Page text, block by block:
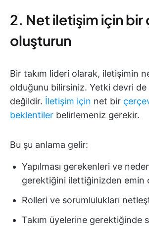
2. Net iletişim için
oluşturun
Bir takım lideri olarak, iletişimin
olduğunu bilirsiniz. Yetki devri de
değildir. İletişim için net bir
beklentiler belirlemeniz gerekir.
Bu şu anlama gelir:
Yapılması gerekenleri ve
gerektiğini ilettiğinizden emin
Rolleri ve sorumlulukları
Takım üyelerine gerektiğinde